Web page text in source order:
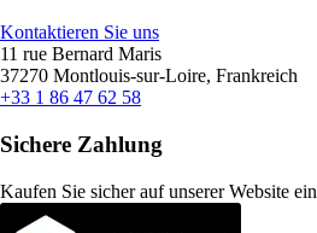
Kontaktieren Sie uns
11 rue Bernard Maris
37270 Montlouis-sur-Loire, Frankreich
+33 1 86 47 62 58
Sichere Zahlung
Kaufen Sie sicher auf unserer Website ein